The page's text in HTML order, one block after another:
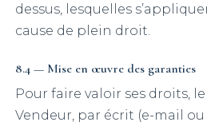
dessus, lesquelles
cause de plein droit.
8.4 — Mise en œuvre des garanties
Pour faire valoir ses droits,
Vendeur, par écrit (e-mail